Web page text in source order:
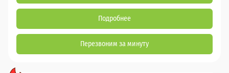
Подробнее
Перезвоним за минуту